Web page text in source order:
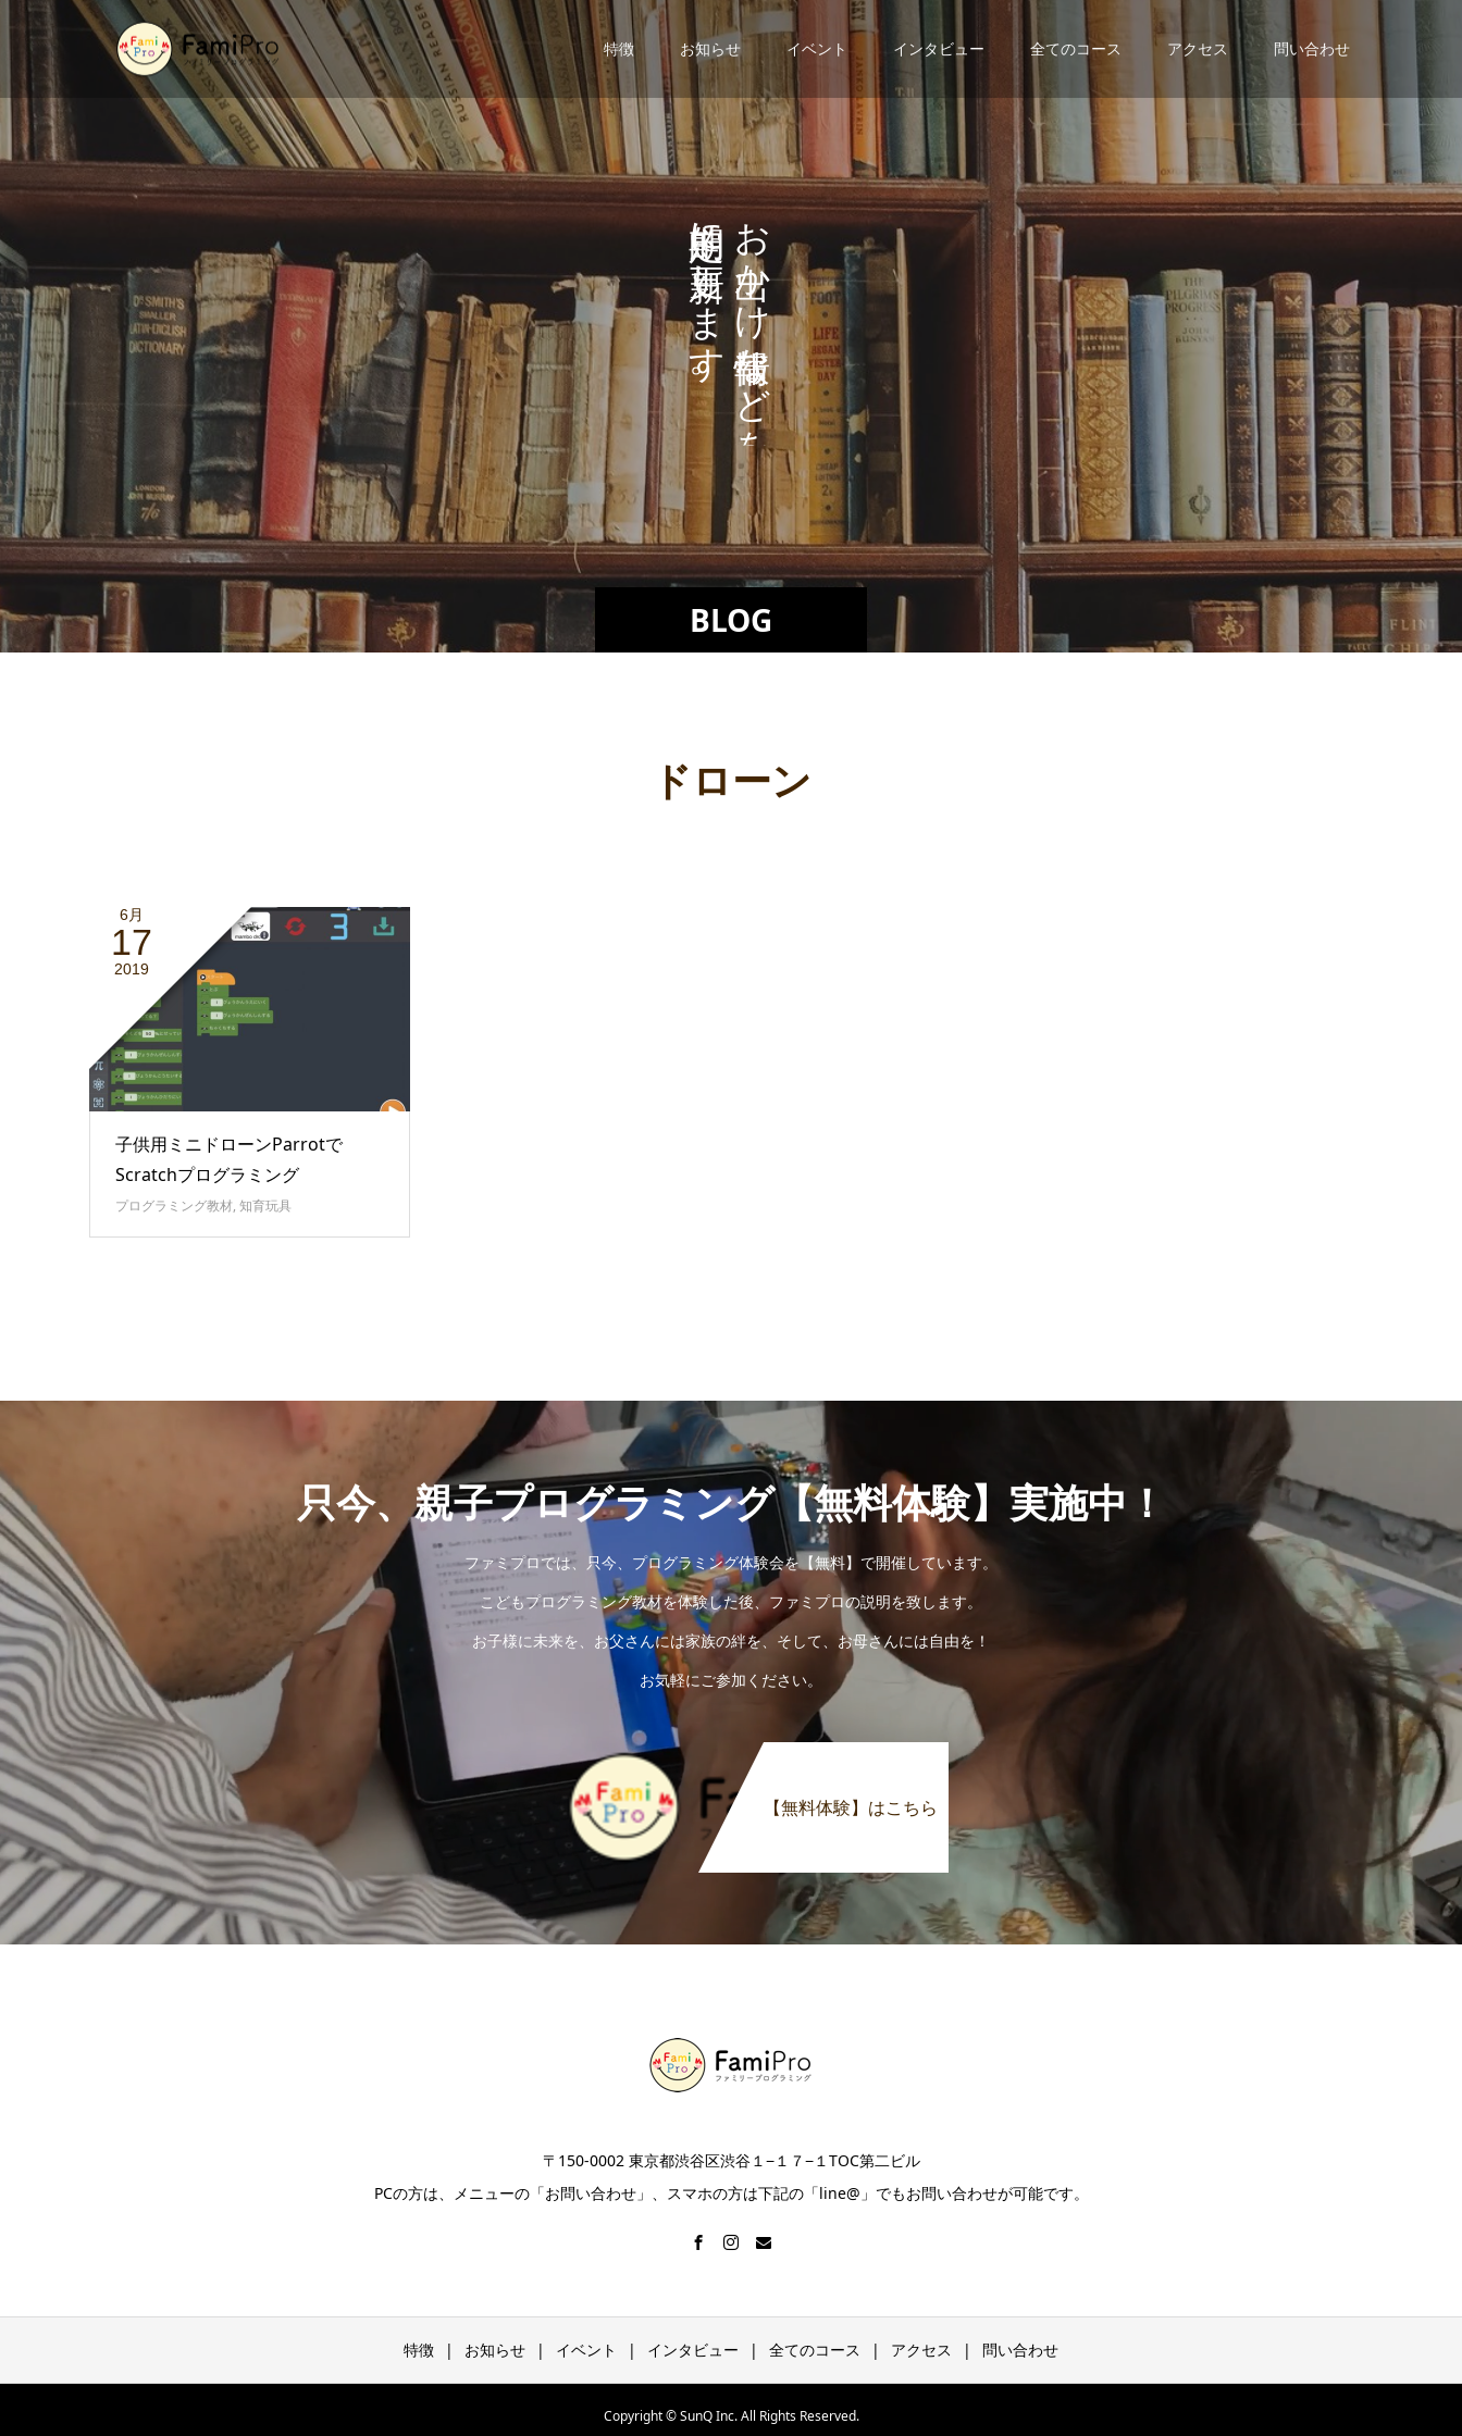
特徴 お知らせ イベント インタビュー 全てのコース アクセス 問い合わせ
BLOG
お
か
け
な
ど
を
に
し
ま
す
。
ドローン
6月
17
2019
子供用ミニドローンParrotで
Scratchプログラミング
プログラミング教材, 知育玩具
只今、親子プログラミング【無料体験】実施中！
ファミプロでは、只今、プログラミング体験会を【無料】で開催しています。
こどもプログラミング教材を体験した後、ファミプロの説明を致します。
お子様に未来を、お父さんには家族の絆を、そして、お母さんには自由を！
お気軽にご参加ください。
【無料体験】はこちら
〒150-0002 東京都渋谷区渋谷１−１７−１TOC第二ビル
PCの方は、メニューの「お問い合わせ」、スマホの方は下記の「line@」でもお問い合わせが可能です。
特徴 お知らせ イベント インタビュー 全てのコース アクセス 問い合わせ
Copyright © SunQ Inc. All Rights Reserved.